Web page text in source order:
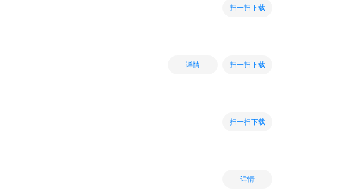
扫一扫下载
详情 扫一扫下载
扫一扫下载
详情